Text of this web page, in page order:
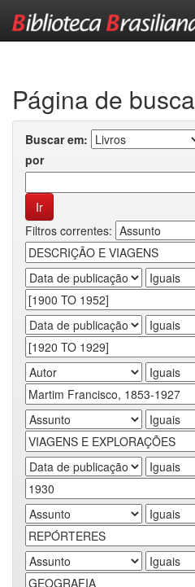
Página de busca
Buscar em:
por
Filtros correntes: